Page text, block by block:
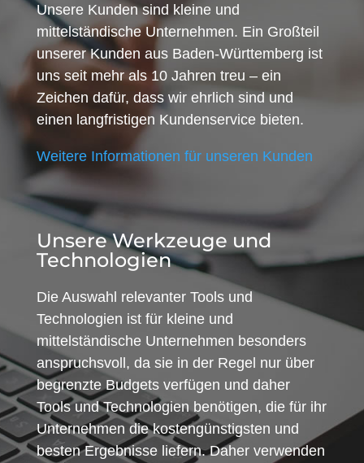
Unsere Kunden sind kleine und
mittelständische Unternehmen. Ein Großteil
unserer Kunden aus Baden-Württemberg ist
uns seit mehr als 10 Jahren treu – ein
Zeichen dafür, dass wir ehrlich sind und
einen langfristigen Kundenservice bieten.
Weitere Informationen für unseren Kunden
Unsere Werkzeuge und
Technologien
Die Auswahl relevanter Tools und
Technologien ist für kleine und
mittelständische Unternehmen besonders
anspruchsvoll, da sie in der Regel nur über
begrenzte Budgets verfügen und daher
Tools und Technologien benötigen, die für ihr
Unternehmen die kostengünstigsten und
besten Ergebnisse liefern. Daher verwenden